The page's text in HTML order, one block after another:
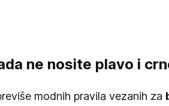
ne nosite plavo i
modnih pravila vezanih za